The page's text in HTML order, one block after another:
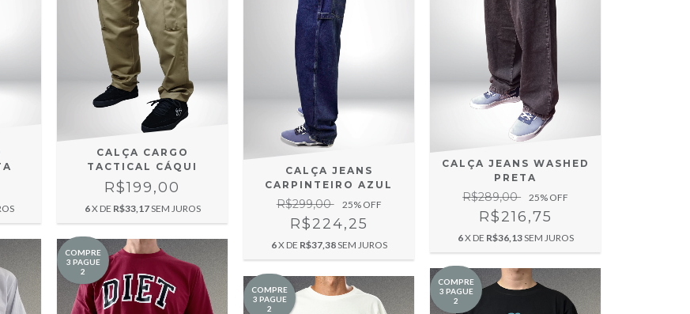
CALÇA CARGO
TACTICAL CÁQUI
R$199,00
6X DE R$33,17SEM JUROS
CALÇA JEANS
CARPINTEIRO AZUL
R$299,00 25% OFF
R$224,25
6X DE R$37,38SEM JUROS
CALÇA JEANS WASHED
PRETA
R$289,00 25% OFF
R$216,75
6X DE R$36,13SEM JUROS
COMPRE
3 PAGUE
2
COMPRE
3 PAGUE
2
COMPRE
3 PAGUE
2